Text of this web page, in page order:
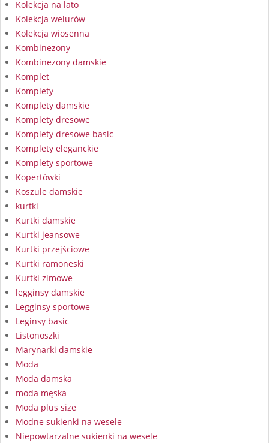
Kolekcja na lato
Kolekcja welurów
Kolekcja wiosenna
Kombinezony
Kombinezony damskie
Komplet
Komplety
Komplety damskie
Komplety dresowe
Komplety dresowe basic
Komplety eleganckie
Komplety sportowe
Kopertówki
Koszule damskie
kurtki
Kurtki damskie
Kurtki jeansowe
Kurtki przejściowe
Kurtki ramoneski
Kurtki zimowe
legginsy damskie
Legginsy sportowe
Leginsy basic
Listonoszki
Marynarki damskie
Moda
Moda damska
moda męska
Moda plus size
Modne sukienki na wesele
Niepowtarzalne sukienki na wesele